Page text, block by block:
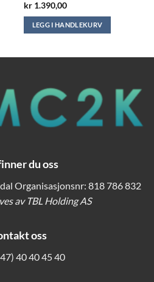
kr1.390,00
LEGG I HANDLEKURV
du oss
Organisasjonsnr: 818 786 832
av TBL Holding AS
oss
40 40 45 40